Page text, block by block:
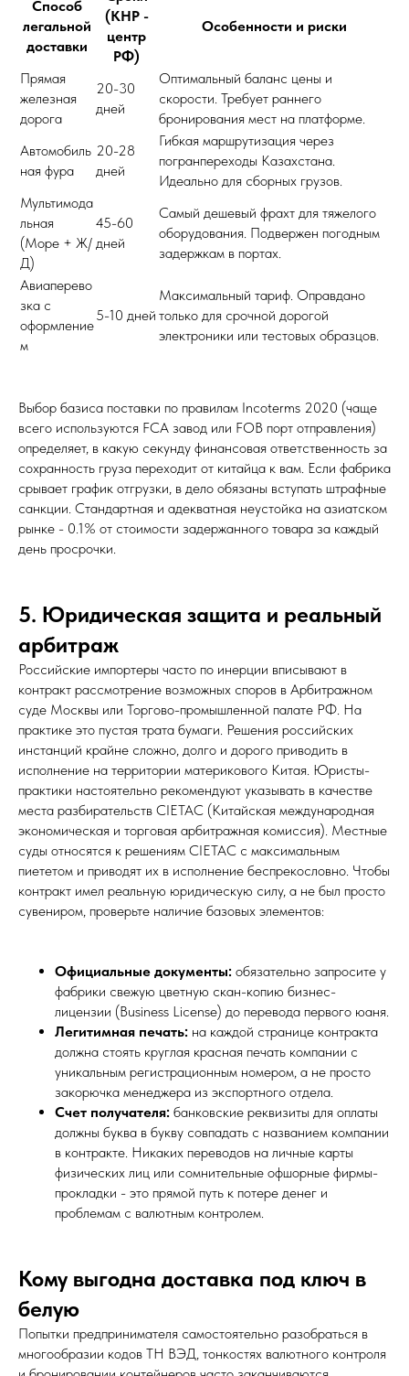
Способ
легальной
доставки
(КНР -
центр
РФ)
Особенности и риски
Прямая
железная
дорога
20-30
дней
Оптимальный баланс цены и
скорости. Требует раннего
бронирования мест на платформе.
Автомобиль
ная фура
20-28
дней
Гибкая маршрутизация через
погранпереходы Казахстана.
Идеально для сборных грузов.
Мультимода
льная
(Море + Ж/
Д)
45-60
дней
Самый дешевый фрахт для тяжелого
оборудования. Подвержен погодным
задержкам в портах.
Авиаперево
зка с
оформление
м
5-10 дней
Максимальный тариф. Оправдано
только для срочной дорогой
электроники или тестовых образцов.
Выбор базиса поставки по правилам Incoterms 2020 (чаще
всего используются FCA завод или FOB порт отправления)
определяет, в какую секунду финансовая ответственность за
сохранность груза переходит от китайца к вам. Если фабрика
срывает график отгрузки, в дело обязаны вступать штрафные
санкции. Стандартная и адекватная неустойка на азиатском
рынке - 0.1% от стоимости задержанного товара за каждый
день просрочки.
5. Юридическая защита и реальный
арбитраж
Российские импортеры часто по инерции вписывают в
контракт рассмотрение возможных споров в Арбитражном
суде Москвы или Торгово-промышленной палате РФ. На
практике это пустая трата бумаги. Решения российских
инстанций крайне сложно, долго и дорого приводить в
исполнение на территории материкового Китая. Юристы-
практики настоятельно рекомендуют указывать в качестве
места разбирательств CIETAC (Китайская международная
экономическая и торговая арбитражная комиссия). Местные
суды относятся к решениям CIETAC с максимальным
пиететом и приводят их в исполнение беспрекословно. Чтобы
контракт имел реальную юридическую силу, а не был просто
сувениром, проверьте наличие базовых элементов:
Официальные документы: обязательно запросите у
фабрики свежую цветную скан-копию бизнес-
лицензии (Business License) до перевода первого юаня.
Легитимная печать: на каждой странице контракта
должна стоять круглая красная печать компании с
уникальным регистрационным номером, а не просто
закорючка менеджера из экспортного отдела.
Счет получателя: банковские реквизиты для оплаты
должны буква в букву совпадать с названием компании
в контракте. Никаких переводов на личные карты
физических лиц или сомнительные офшорные фирмы-
прокладки - это прямой путь к потере денег и
проблемам с валютным контролем.
Кому выгодна доставка под ключ в
белую
Попытки предпринимателя самостоятельно разобраться в
многообразии кодов ТН ВЭД, тонкостях валютного контроля